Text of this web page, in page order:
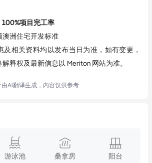
100%项目完工率
澳洲住宅开发标准
及相关资料均以发布当日为准，如有变更，
释权及最新信息以 Meriton 网站为准。
AI翻译生成，内容仅供参考
游泳池 桑拿房 阳台